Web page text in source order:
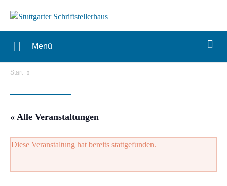
Menü
Start
« Alle Veranstaltungen
Diese Veranstaltung hat bereits stattgefunden.